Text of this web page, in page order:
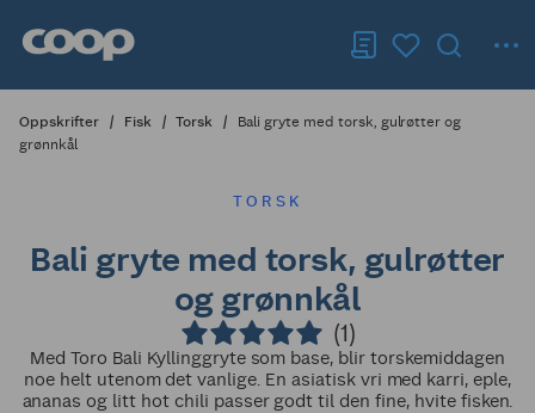
Oppskrifter Fisk Torsk
Bali gryte med torsk, gulrøtter og
grønnkål
TORSK
Bali gryte med torsk, gulrøtter
og grønnkål
(1)
Med Toro Bali Kyllinggryte som base, blir torskemiddagen
noe helt utenom det vanlige. En asiatisk vri med karri, eple,
ananas og litt hot chili passer godt til den fine, hvite fisken.